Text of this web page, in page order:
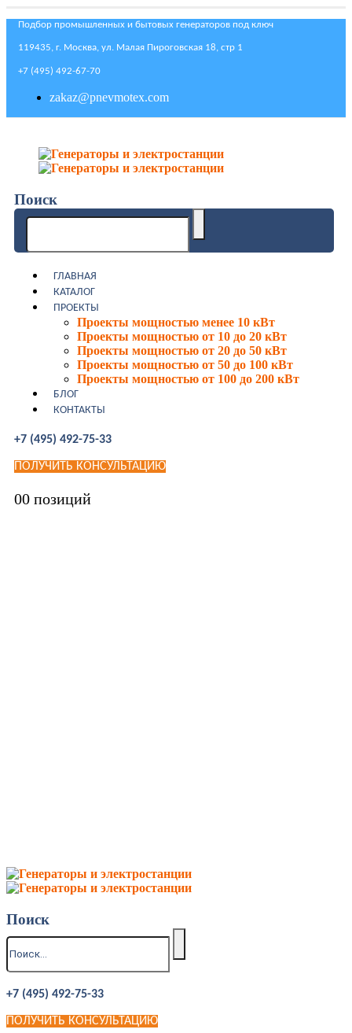
Подбор промышленных и бытовых генераторов под ключ
119435, г. Москва, ул. Малая Пироговская 18, стр 1
+7 (495) 492-67-70
zakaz@pnevmotex.com
Поиск
ГЛАВНАЯ
КАТАЛОГ
ПРОЕКТЫ
Проекты мощностью менее 10 кВт
Проекты мощностью от 10 до 20 кВт
Проекты мощностью от 20 до 50 кВт
Проекты мощностью от 50 до 100 кВт
Проекты мощностью от 100 до 200 кВт
БЛОГ
КОНТАКТЫ
+7 (495) 492-75-33
ПОЛУЧИТЬ КОНСУЛЬТАЦИЮ
00 позиций
Поиск
+7 (495) 492-75-33
ПОЛУЧИТЬ КОНСУЛЬТАЦИЮ